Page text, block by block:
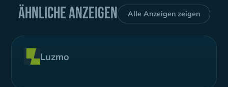
Ähnliche Anzeigen Alle Anzeigen zeigen
Luzmo